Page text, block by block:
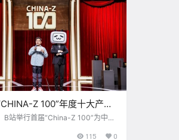
Z 100”年度十大产
、小米净化器上榜
B站举行首届“China-Z 100”为中国
大中国产品。 在此之前，B站已经
115 0